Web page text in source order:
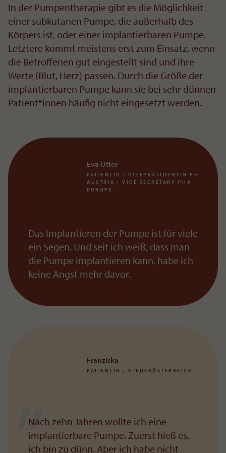
In der Pumpentherapie gibt es die Möglichkeit
einer subkutanen Pumpe, die außerhalb des
Körpers ist, oder einer implantierbaren Pumpe.
Letztere kommt meistens erst zum Einsatz, wenn
die Betroffenen gut eingestellt sind und ihre
Werte (Blut, Herz) passen. Durch die Größe der
implantierbaren Pumpe kann sie bei sehr dünnen
Patient*innen häufig nicht eingesetzt werden.
Eva Otter
PATIENTIN | VIZEPRÄSIDENTIN PH
AUSTRIA | VICE SECRETARY PHA
EUROPE
Das Implantieren der Pumpe ist für viele
ein Segen. Und seit ich weiß, dass man
die Pumpe implantieren kann, habe ich
keine Angst mehr davor.
Franziska
PATIENTIN | NIEDERÖSTERREICH
Nach zehn Jahren wollte ich eine
implantierbare Pumpe. Zuerst hieß es,
ich bin zu dünn. Aber ich habe nicht